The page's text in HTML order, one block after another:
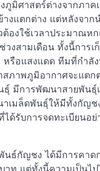
มิศาสตร์ต่างจากภาค
แตกต่าง แต่หลังจาก
ต้องใช้เวลาประมาณห
งสามเดือน ทั้งนี้การเ
หรือแสงแดด ทีมที่กำลั
ภาพภูมิอากาศจะแต
มีการพัฒนาสายพันธุ์
าเมล็ดพันธุ์ให้มีทั้งกัญ
รับการจดทะเบียนอย่
นธ์กัญชง ได้มีการคาด
ท แต่ทั้งนี้ความเป็นไ